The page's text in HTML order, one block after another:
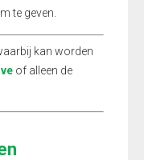
te geven.
kan worden
of alleen de